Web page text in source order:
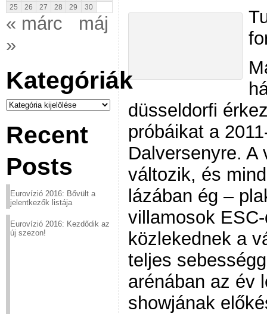
25
26 27 28 29 30
« márc
máj
»
Kategóriák
Kategóriák
Recent
Posts
Eurovízió 2016: Bővült a
jelentkezők listája
Eurovízió 2016: Kezdődik az
új szezon!
düsseldorfi
próbáikat a
Dalversenyre. A
változik, és
lázában ég –
villamosok
közlekednek a
teljes
arénában az év
showjának